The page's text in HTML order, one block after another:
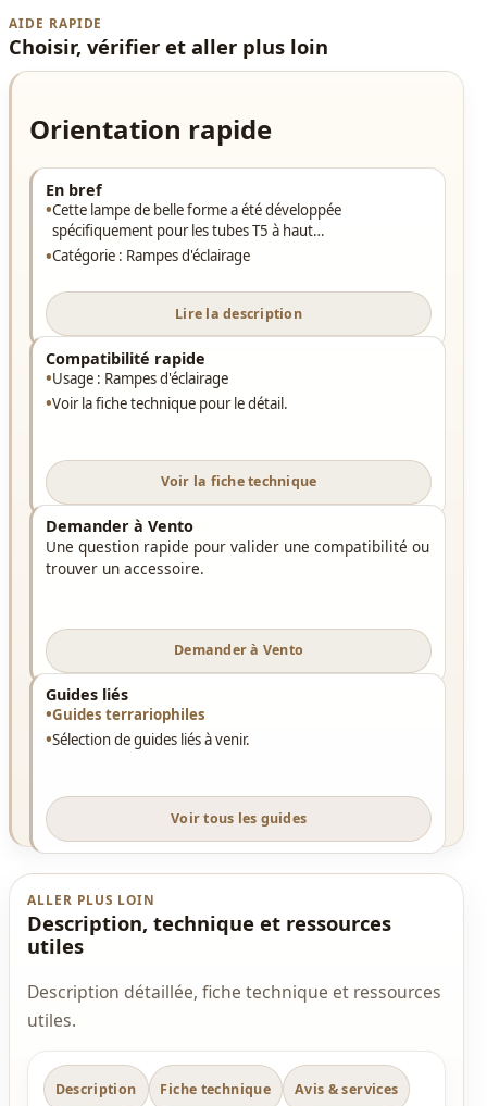
AIDE RAPIDE
Choisir, vérifier et aller plus loin
Orientation rapide
En bref
Cette lampe de belle forme a été développée
spécifiquement pour les tubes T5 à haut…
Catégorie : Rampes d'éclairage
Lire la description
Compatibilité rapide
Usage : Rampes d'éclairage
Voir la fiche technique pour le détail.
Voir la fiche technique
Demander à Vento
Une question rapide pour valider une compatibilité ou
trouver un accessoire.
Demander à Vento
Guides liés
Guides terrariophiles
Sélection de guides liés à venir.
Voir tous les guides
ALLER PLUS LOIN
Description, technique et ressources
utiles
Description détaillée, fiche technique et ressources
utiles.
Description Fiche technique Avis & services